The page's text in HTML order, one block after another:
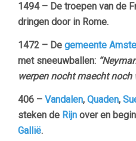
1494 – De troepen van de
dringen door in Rome.
1472 – De gemeente
met sneeuwballen:
werpen nocht maecht
406 – Vandalen, Quaden,
steken de Rijn over en
Gallië.